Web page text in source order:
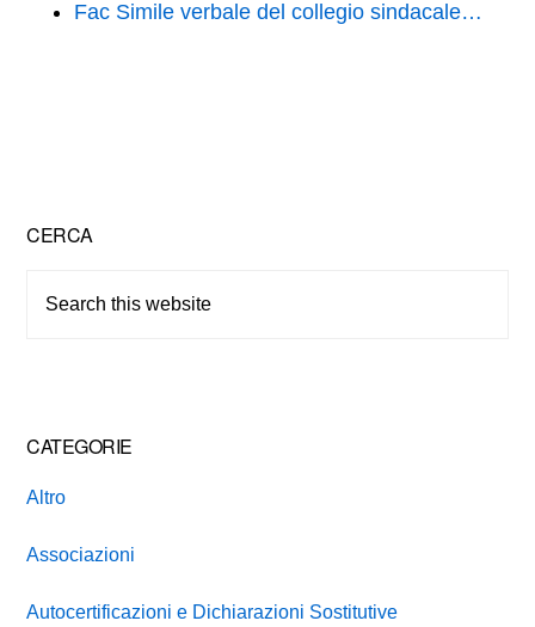
Fac Simile verbale del collegio sindacale…
Primary
Sidebar
CERCA
CATEGORIE
Altro
Associazioni
Autocertificazioni e Dichiarazioni Sostitutive